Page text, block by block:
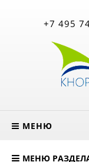
+7 495
МЕНЮ
МЕНЮ